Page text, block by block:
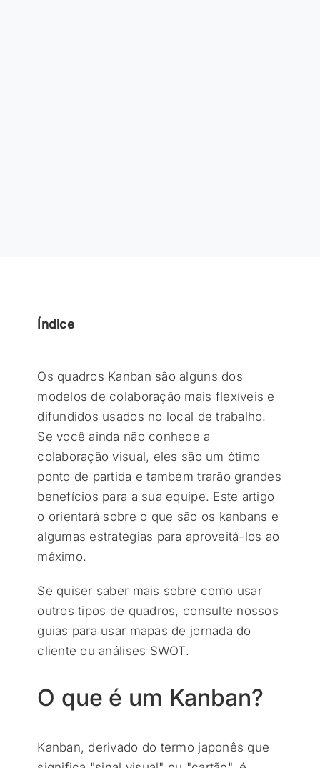
Índice
Os quadros Kanban são alguns dos
modelos de colaboração mais flexíveis e
difundidos usados no local de trabalho.
Se você ainda não conhece a
colaboração visual, eles são um ótimo
ponto de partida e também trarão grandes
benefícios para a sua equipe. Este artigo
o orientará sobre o que são os kanbans e
algumas estratégias para aproveitá-los ao
máximo.
Se quiser saber mais sobre como usar
outros tipos de quadros, consulte nossos
guias para usar mapas de jornada do
cliente ou análises SWOT.
O que é um Kanban?
Kanban, derivado do termo japonês que